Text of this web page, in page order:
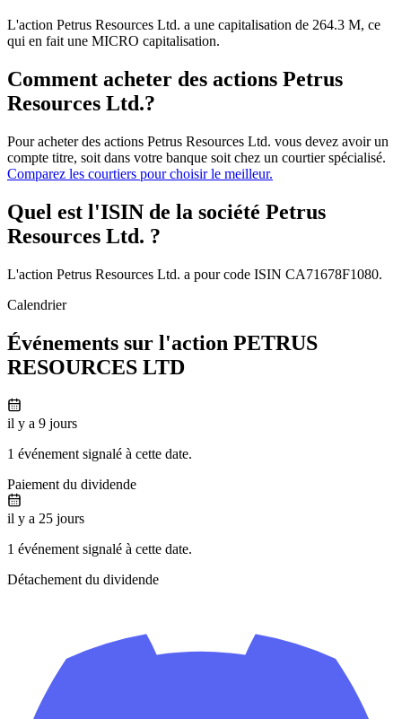
L'action Petrus Resources Ltd. a une capitalisation de 264.3 M, ce
qui en fait une MICRO capitalisation.
Comment acheter des actions Petrus
Resources Ltd.?
Pour acheter des actions Petrus Resources Ltd. vous devez avoir un
compte titre, soit dans votre banque soit chez un courtier spécialisé.
Comparez les courtiers pour choisir le meilleur.
Quel est l'ISIN de la société Petrus
Resources Ltd. ?
L'action Petrus Resources Ltd. a pour code ISIN CA71678F1080.
Calendrier
Événements sur l'action PETRUS
RESOURCES LTD
il y a 9 jours
1 événement signalé à cette date.
Paiement du dividende
il y a 25 jours
1 événement signalé à cette date.
Détachement du dividende